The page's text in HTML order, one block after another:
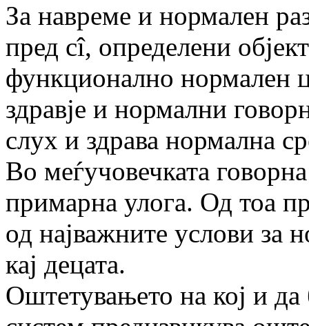
За навреме и нормален
пред сî, определени
функционално нормален
здравје и нормални
слух и здрава нормална
Во меѓучовечката
примарна улога. Од тоа
од најважните услови за
кај децата.
Оштетувањето на кој и